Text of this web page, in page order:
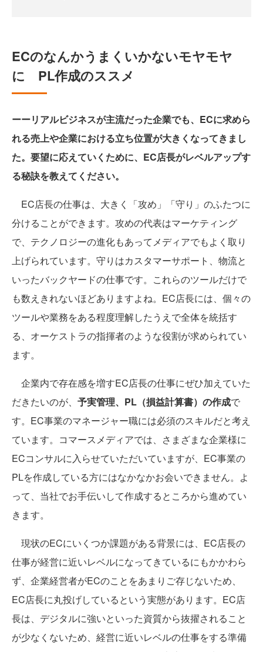
ECのなんかうまくいかないモヤモヤ
に PL作成のススメ
ーーリアルビジネスが主流だった企業でも、ECに求めら
れる売上や企業における立ち位置が大きくなってきまし
た。要望に応えていくために、EC店長がレベルアップす
る秘訣を教えてください。
EC店長の仕事は、大きく「攻め」「守り」のふたつに
分けることができます。攻めの代表はマーケティング
で、テクノロジーの進化もあってメディアでもよく取り
上げられています。守りはカスタマーサポート、物流と
いったバックヤードの仕事です。これらのツールだけで
も数えきれないほどありますよね。EC店長には、個々の
ツールや業務をある程度理解したうえで全体を統括す
る、オーケストラの指揮者のような役割が求められてい
ます。
企業内で存在感を増すEC店長の仕事にぜひ加えていた
だきたいのが、 予実管理、PL（損益計算書）の作成で
す。EC事業のマネージャー職には必須のスキルだと考え
ています。コマースメディアでは、さまざまな企業様に
ECコンサルに入らせていただいていますが、EC事業の
PLを作成している方にはなかなかお会いできません。よ
って、当社でお手伝いして作成するところから進めてい
きます。
現状のECにいくつか課題がある背景には、EC店長の
仕事が経営に近いレベルになってきているにもかかわら
ず、企業経営者がECのことをあまりご存じないため、
EC店長に丸投げしているという実態があります。EC店
長は、デジタルに強いといった資質から抜擢されること
が少なくないため、経営に近いレベルの仕事をする準備